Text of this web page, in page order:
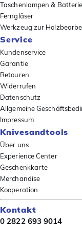
Taschenlampen &
Ferngläser
Werkzeug zur
Service
Kundenservice
Garantie
Retouren
Widerrufen
Datenschutz
Allgemeine
Impressum
Knivesandtools
Über uns
Experience Center
Geschenkkarte
Merchandise
Kooperation
Kontakt
0 2822 693 9014